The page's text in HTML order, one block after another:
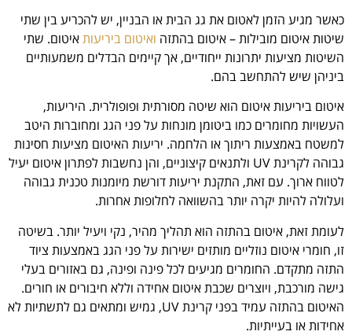
כאשר מגיע הזמן לאטום את גג הבית או הבניין, יש להכריע בין שתי
שיטות איטום מובילות – איטום בהתזה ואיטום ביריעותאיטום. שתי
השיטות מציעות יתרונות ייחודיים, אך קיימים הבדלים משמעותיים
ביניהן שיש להתחשב בהם.
איטום ביריעות איטום הוא שיטה מסורתית ופופולרית. היריעות,
העשויות מחומרים כמו ביטומן מונחות על פני הגג ומחוברות היטב
למשטח באמצעות ריתוך או הלחמה. יריעות האיטום מציעות חסינות
גבוהה לקרינת UV ולתנאים קיצוניים, והן נחשבות לפתרון איטום יעיל
לטווח ארוך. עם זאת, התקנת יריעות דורשת מיומנות טכנית גבוהה
ועלולה להיות יקרה יותר בהשוואה לחלופות אחרות.
לעומת זאת, איטום בהתזה הוא תהליך מהיר, נקי ויעיל יותר. בשיטה
זו, חומרי איטום נוזליים מותזים ישירות על פני הגג באמצעות ציוד
התזה מתקדם. החומרים מגיעים לכל פינה ופינה, גם באזורים בעלי
גישה מורכבת, ויוצרים שכבת איטום אחידה וללא חיבורים או חורים.
האיטום בהתזה עמיד בפני קרינת UV, גמיש ומתאים גם לתשתיות לא
אחידות או בעייתיות.